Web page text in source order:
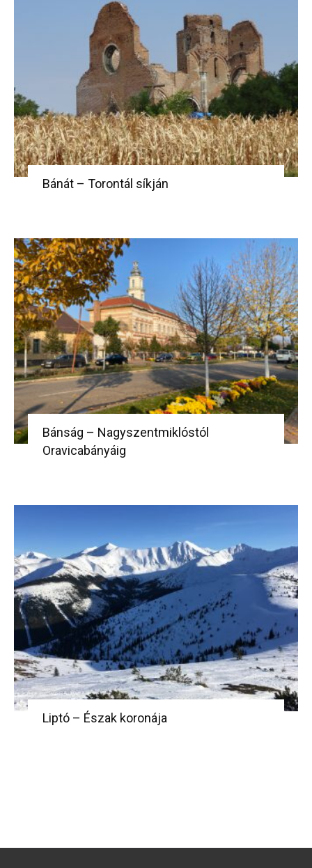
Bánát – Torontál síkján
Bánság – Nagyszentmiklóstól
Oravicabányáig
Liptó – Észak koronája